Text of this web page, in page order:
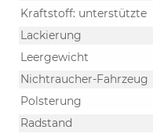
Kraftstoff: unterstützte
Lackierung
Leergewicht
Nichtraucher-Fahrzeug
Polsterung
Radstand